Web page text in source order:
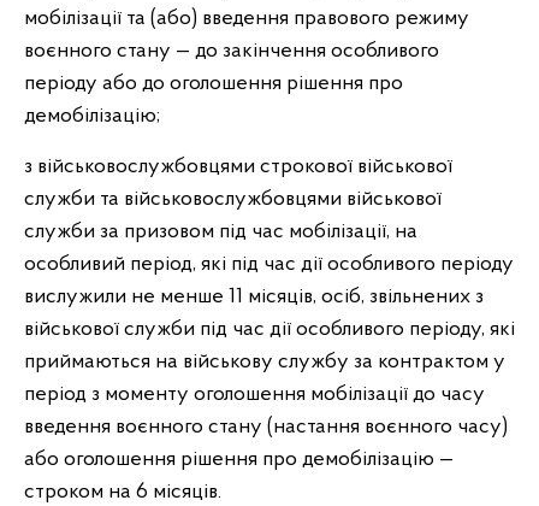
мобілізації та (або) введення правового режиму
воєнного стану — до закінчення особливого
періоду або до оголошення рішення про
демобілізацію;
з військовослужбовцями строкової військової
служби та військовослужбовцями військової
служби за призовом під час мобілізації, на
особливий період, які під час дії особливого періоду
вислужили не менше 11 місяців, осіб, звільнених з
військової служби під час дії особливого періоду, які
приймаються на військову службу за контрактом у
період з моменту оголошення мобілізації до часу
введення воєнного стану (настання воєнного часу)
або оголошення рішення про демобілізацію —
строком на 6 місяців.